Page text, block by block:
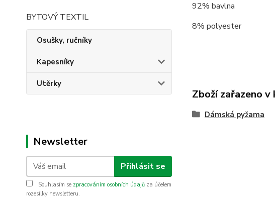
BYTOVÝ TEXTIL
Osušky, ručníky
Kapesníky
Utěrky
Newsletter
Přihlásit se
Souhlasím se zpracováním osobních údajů za účelem
rozesílky newsletteru.
92% bavlna
8% polyester
Zboží zařazeno
Dámská pyžama